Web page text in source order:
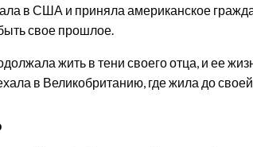
в США и приняла американское
свое прошлое.
жить в тени своего отца, и ее
в Великобританию, где жила до